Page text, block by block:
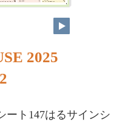
2025
ート147はるサインシ